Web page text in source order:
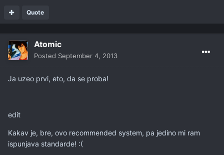
Quote
Atomic
Posted September 4, 2013
Ja uzeo prvi, eto, da se proba!
edit
Kakav je, bre, ovo recommended system, pa jedino mi ram
ispunjava standarde! :(